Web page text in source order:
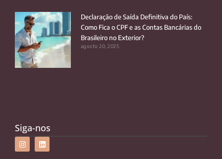
Declaração de Saída Definitiva do País:
Como Fica o CPF e as Contas Bancárias do
Brasileiro no Exterior?
agosto 20, 2025
Siga-nos